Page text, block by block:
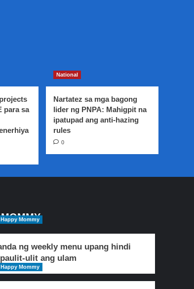
para sa
National
Nartatez sa mga bagong
lider ng PNPA: Mahigpit na
ipatupad ang anti-hazing
rules
0
Happy Mommy
ng weekly menu upang hindi
ulit ang ulam
Happy Mommy